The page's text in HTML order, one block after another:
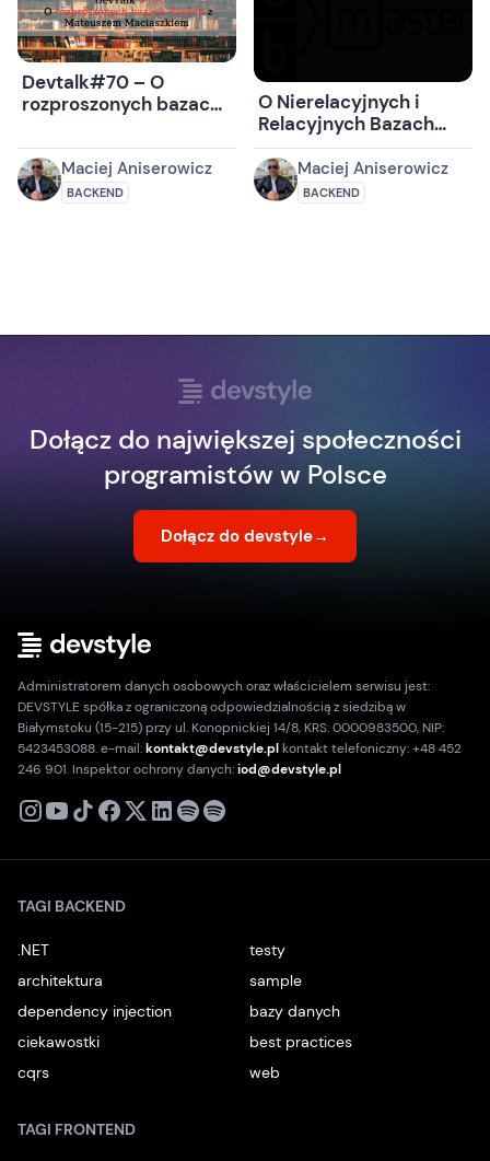
Devtalk#70 – O
rozproszonych bazach
Maciaszkiem
Maciej Aniserowicz
BACKEND
O Nierelacyjnych i
Relacyjnych Bazach
Danych z Damianem
WiderąMaciej Aniserowicz
BACKEND
Dołącz do największej społeczności
programistów w Polsce
Dołącz do devstyle→
Administratorem danych osobowych oraz właścicielem serwisu jest:
DEVSTYLE spółka z ograniczoną odpowiedzialnością z siedzibą w
Białymstoku (15-215) przy ul. Konopnickiej 14/8, KRS: 0000983500, NIP:
5423453088. e-mail:kontakt@devstyle.plkontakt telefoniczny: +48 452
246 901. Inspektor ochrony danych:iod@devstyle.pl
X
TAGI BACKEND
.NET
testy
architektura
sample
dependency injection
bazy danych
ciekawostki
best practices
cqrs
web
TAGI FRONTEND